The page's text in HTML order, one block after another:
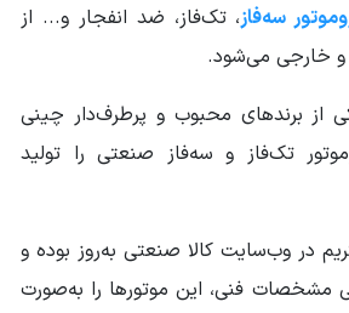
315
چین
مناسب برای کار دائم
جنس سیم پیچ: مس
سه‌فاز، تک‌فاز، ضد انفجار و... از
و خارجی می‌شود.
از برندهای محبوب و پرطرف‌دار چینی
تک‌فاز و سه‌فاز صنعتی را تولید
در وب‌سایت کالا صنعتی به‌روز بوده و
مشخصات فنی، این موتورها را به‌صورت